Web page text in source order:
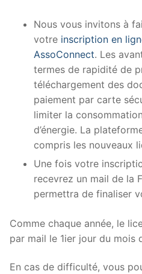
Nous vous invitons à
votre inscription en
AssoConnect. Les
termes de rapidité de
téléchargement des
paiement par carte
limiter la
d’énergie. La
compris les nouveaux
Une fois votre
recevrez un mail de la
permettra de finaliser
Comme chaque année, le
par mail le 1ier jour du mois
En cas de difficulté, vous